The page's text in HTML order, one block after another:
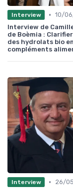
Interview • 10/
Interview de
de Boèmia :
des hydrolats bio en
compléments
Interview • 26/